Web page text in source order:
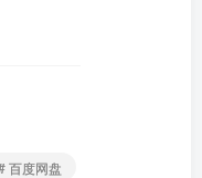
百度网盘